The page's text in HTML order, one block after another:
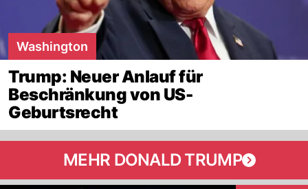
Washington
Trump: Neuer Anlauf für
Beschränkung von US-
Geburtsrecht
MEHR DONALD TRUMP